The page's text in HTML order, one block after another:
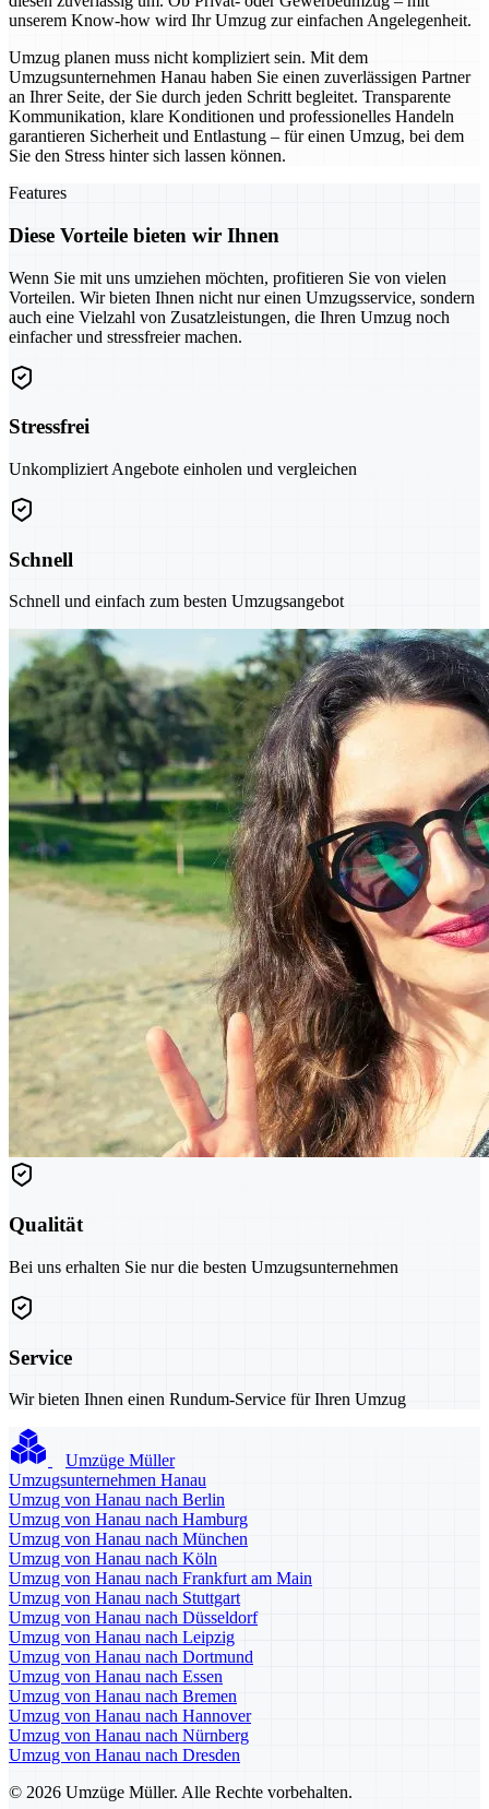
unserem Know-how wird Ihr Umzug zur einfachen Angelegenheit.
Umzug planen muss nicht kompliziert sein. Mit dem
Umzugsunternehmen Hanau haben Sie einen zuverlässigen Partner
an Ihrer Seite, der Sie durch jeden Schritt begleitet. Transparente
Kommunikation, klare Konditionen und professionelles Handeln
garantieren Sicherheit und Entlastung – für einen Umzug, bei dem
Sie den Stress hinter sich lassen können.
Features
Diese Vorteile bieten wir Ihnen
Wenn Sie mit uns umziehen möchten, profitieren Sie von vielen
Vorteilen. Wir bieten Ihnen nicht nur einen Umzugsservice, sondern
auch eine Vielzahl von Zusatzleistungen, die Ihren Umzug noch
einfacher und stressfreier machen.
Stressfrei
Unkompliziert Angebote einholen und vergleichen
Schnell
Schnell und einfach zum besten Umzugsangebot
Qualität
Bei uns erhalten Sie nur die besten Umzugsunternehmen
Service
Wir bieten Ihnen einen Rundum-Service für Ihren Umzug
Umzüge Müller
Umzugsunternehmen Hanau
Umzug von Hanau nach Berlin
Umzug von Hanau nach Hamburg
Umzug von Hanau nach München
Umzug von Hanau nach Köln
Umzug von Hanau nach Frankfurt am Main
Umzug von Hanau nach Stuttgart
Umzug von Hanau nach Düsseldorf
Umzug von Hanau nach Leipzig
Umzug von Hanau nach Dortmund
Umzug von Hanau nach Essen
Umzug von Hanau nach Bremen
Umzug von Hanau nach Hannover
Umzug von Hanau nach Nürnberg
Umzug von Hanau nach Dresden
© 2026 Umzüge Müller. Alle Rechte vorbehalten.